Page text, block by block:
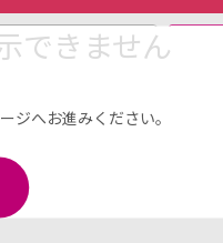
リンクをコピー
）
イント（1％）
できません
ジへお進みください。